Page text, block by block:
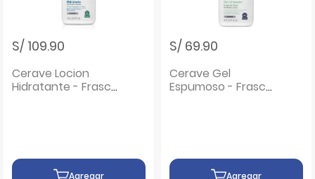
S/ 109.90
Cerave Locion
Hidratante - Frasco
Agregar
S/ 69.90
Cerave Gel
Espumoso - Frasco
Agregar